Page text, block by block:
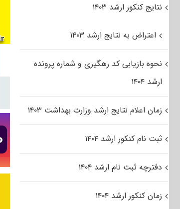
نتایج کنکور ارشد ۱۴۰۳
اعتراض به نتایج ارشد ۱۴۰۳
نحوه بازیابی کد رهگیری و شماره پرونده
ارشد ۱۴۰۴
زمان اعلام نتایج ارشد وزارت بهداشت ۱۴۰۳
ثبت نام کنکور ارشد ۱۴۰۴
دفترچه ثبت نام ارشد ۱۴۰۴
زمان کنکور ارشد ۱۴۰۴